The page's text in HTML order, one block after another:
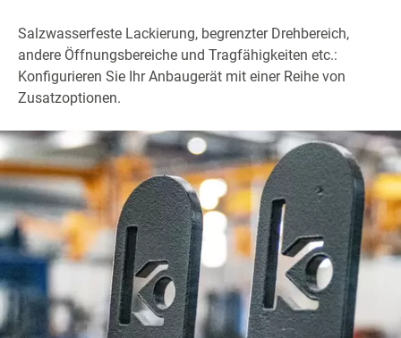
Salzwasserfeste Lackierung, begrenzter Drehbereich,
andere Öffnungsbereiche und Tragfähigkeiten etc.:
Konfigurieren Sie Ihr Anbaugerät mit einer Reihe von
Zusatzoptionen.